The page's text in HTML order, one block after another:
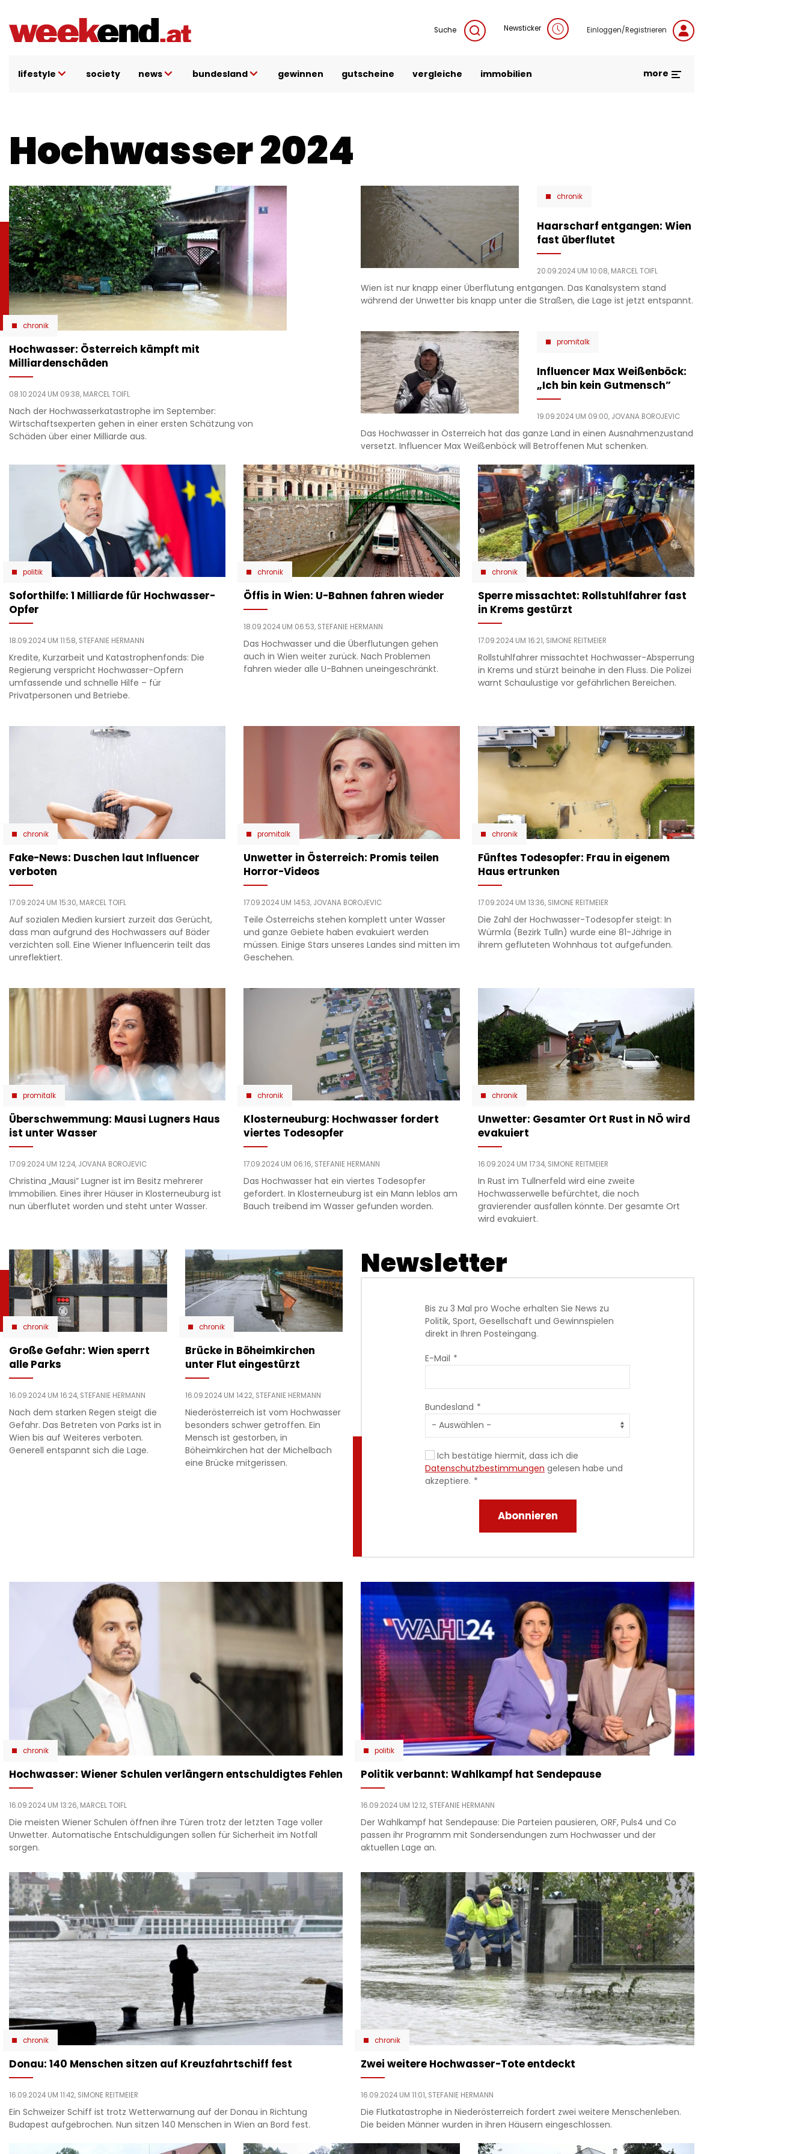
Inhalt
Suche Newsticker Einloggen/Registrieren
lifestyle society news bundesland gewinnen gutscheine vergleiche immobilien more
Hochwasser 2024
chronik
Hochwasser: Österreich kämpft mit
Milliardenschäden
08.10.2024 UM 09:38, MARCEL TOIFL
Nach der Hochwasserkatastrophe im September:
Wirtschaftsexperten gehen in einer ersten Schätzung von
Schäden über einer Milliarde aus.
chronik
Haarscharf entgangen: Wien
fast überflutet
20.09.2024 UM 10:08, MARCEL TOIFL
Wien ist nur knapp einer Überflutung entgangen. Das Kanalsystem stand
während der Unwetter bis knapp unter die Straßen, die Lage ist jetzt entspannt.
promitalk
Influencer Max Weißenböck:
„Ich bin kein Gutmensch”
19.09.2024 UM 09:00, JOVANA BOROJEVIC
Das Hochwasser in Österreich hat das ganze Land in einen Ausnahmenzustand
versetzt. Influencer Max Weißenböck will Betroffenen Mut schenken.
politik
Soforthilfe: 1 Milliarde für Hochwasser-
Opfer
18.09.2024 UM 11:58, STEFANIE HERMANN
Kredite, Kurzarbeit und Katastrophenfonds: Die
Regierung verspricht Hochwasser-Opfern
umfassende und schnelle Hilfe – für
Privatpersonen und Betriebe.
chronik
Öffis in Wien: U-Bahnen fahren wieder
18.09.2024 UM 06:53, STEFANIE HERMANN
Das Hochwasser und die Überflutungen gehen
auch in Wien weiter zurück. Nach Problemen
fahren wieder alle U-Bahnen uneingeschränkt.
chronik
Sperre missachtet: Rollstuhlfahrer fast
in Krems gestürzt
17.09.2024 UM 16:21, SIMONE REITMEIER
Rollstuhlfahrer missachtet Hochwasser-Absperrung
in Krems und stürzt beinahe in den Fluss. Die Polizei
warnt Schaulustige vor gefährlichen Bereichen.
chronik
Fake-News: Duschen laut Influencer
verboten
17.09.2024 UM 15:30, MARCEL TOIFL
Auf sozialen Medien kursiert zurzeit das Gerücht,
dass man aufgrund des Hochwassers auf Bäder
verzichten soll. Eine Wiener Influencerin teilt das
unreflektiert.
promitalk
Unwetter in Österreich: Promis teilen
Horror-Videos
17.09.2024 UM 14:53, JOVANA BOROJEVIC
Teile Österreichs stehen komplett unter Wasser
und ganze Gebiete haben evakuiert werden
müssen. Einige Stars unseres Landes sind mitten im
Geschehen.
chronik
Fünftes Todesopfer: Frau in eigenem
Haus ertrunken
17.09.2024 UM 13:36, SIMONE REITMEIER
Die Zahl der Hochwasser-Todesopfer steigt: In
Würmla (Bezirk Tulln) wurde eine 81-Jährige in
ihrem gefluteten Wohnhaus tot aufgefunden.
promitalk
Überschwemmung: Mausi Lugners Haus
ist unter Wasser
17.09.2024 UM 12:24, JOVANA BOROJEVIC
Christina „Mausi” Lugner ist im Besitz mehrerer
Immobilien. Eines ihrer Häuser in Klosterneuburg ist
nun überflutet worden und steht unter Wasser.
chronik
Klosterneuburg: Hochwasser fordert
viertes Todesopfer
17.09.2024 UM 06:16, STEFANIE HERMANN
Das Hochwasser hat ein viertes Todesopfer
gefordert. In Klosterneuburg ist ein Mann leblos am
Bauch treibend im Wasser gefunden worden.
chronik
Unwetter: Gesamter Ort Rust in NÖ wird
evakuiert
16.09.2024 UM 17:34, SIMONE REITMEIER
In Rust im Tullnerfeld wird eine zweite
Hochwasserwelle befürchtet, die noch
gravierender ausfallen könnte. Der gesamte Ort
wird evakuiert.
chronik
Große Gefahr: Wien sperrt
alle Parks
16.09.2024 UM 16:24, STEFANIE HERMANN
Nach dem starken Regen steigt die
Gefahr. Das Betreten von Parks ist in
Wien bis auf Weiteres verboten.
Generell entspannt sich die Lage.
chronik
Brücke in Böheimkirchen
unter Flut eingestürzt
16.09.2024 UM 14:22, STEFANIE HERMANN
Niederösterreich ist vom Hochwasser
besonders schwer getroffen. Ein
Mensch ist gestorben, in
Böheimkirchen hat der Michelbach
eine Brücke mitgerissen.
Newsletter
Bis zu 3 Mal pro Woche erhalten Sie News zu
Politik, Sport, Gesellschaft und Gewinnspielen
direkt in Ihren Posteingang.
E-Mail
Bundesland
Ich bestätige hiermit, dass ich die
Datenschutzbestimmungen gelesen habe und
akzeptiere.
chronik
Hochwasser: Wiener Schulen verlängern entschuldigtes Fehlen
16.09.2024 UM 13:26, MARCEL TOIFL
Die meisten Wiener Schulen öffnen ihre Türen trotz der letzten Tage voller
Unwetter. Automatische Entschuldigungen sollen für Sicherheit im Notfall
sorgen.
politik
Politik verbannt: Wahlkampf hat Sendepause
16.09.2024 UM 12:12, STEFANIE HERMANN
Der Wahlkampf hat Sendepause: Die Parteien pausieren, ORF, Puls4 und Co
passen ihr Programm mit Sondersendungen zum Hochwasser und der
aktuellen Lage an.
chronik
Donau: 140 Menschen sitzen auf Kreuzfahrtschiff fest
16.09.2024 UM 11:42, SIMONE REITMEIER
Ein Schweizer Schiff ist trotz Wetterwarnung auf der Donau in Richtung
Budapest aufgebrochen. Nun sitzen 140 Menschen in Wien an Bord fest.
chronik
Zwei weitere Hochwasser-Tote entdeckt
16.09.2024 UM 11:01, STEFANIE HERMANN
Die Flutkatastrophe in Niederösterreich fordert zwei weitere Menschenleben.
Die beiden Männer wurden in ihren Häusern eingeschlossen.